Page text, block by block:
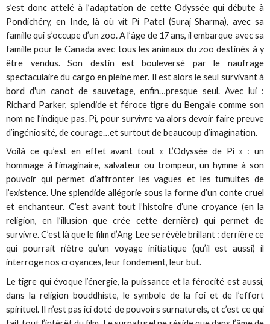
s’est donc attelé à l’adaptation de cette Odyssée qui débute à
Pondichéry, en Inde, là où vit Pi Patel (Suraj Sharma), avec sa
famille qui s’occupe d’un zoo. A l’âge de 17 ans, il embarque avec sa
famille pour le Canada avec tous les animaux du zoo destinés à y
être vendus. Son destin est bouleversé par le naufrage
spectaculaire du cargo en pleine mer. Il est alors le seul survivant à
bord d'un canot de sauvetage, enfin…presque seul. Avec lui :
Richard Parker, splendide et féroce tigre du Bengale comme son
nom ne l’indique pas. Pi, pour survivre va alors devoir faire preuve
d’ingéniosité, de courage…et surtout de beaucoup d’imagination.
Voilà ce qu’est en effet avant tout « L’Odyssée de Pi » : un
hommage à l’imaginaire, salvateur ou trompeur, un hymne à son
pouvoir qui permet d’affronter les vagues et les tumultes de
l’existence. Une splendide allégorie sous la forme d’un conte cruel
et enchanteur. C’est avant tout l’histoire d’une croyance (en la
religion, en l’illusion que crée cette dernière) qui permet de
survivre. C’est là que le film d’Ang Lee se révèle brillant : derrière ce
qui pourrait n’être qu’un voyage initiatique (qu’il est aussi) il
interroge nos croyances, leur fondement, leur but.
Le tigre qui évoque l’énergie, la puissance et la férocité est aussi,
dans la religion bouddhiste, le symbole de la foi et de l’effort
spirituel. Il n’est pas ici doté de pouvoirs surnaturels, et c’est ce qui